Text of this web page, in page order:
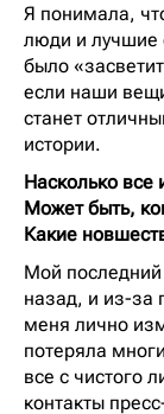
Я понимала,
люди и лучшие
было
если наши
станет
истории.
Насколько
Может быть,
Какие
Мой
назад, и из-за
меня лично
потеряла
все с чистого
контакты